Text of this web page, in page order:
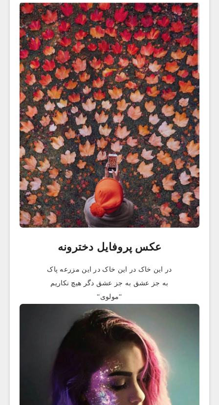
عکس پروفایل دخترونه
در این خاک در این خاک در این مزرعه پاک
به جز عشق به جز عشق دگر هیچ نکاریم
“مولوی“